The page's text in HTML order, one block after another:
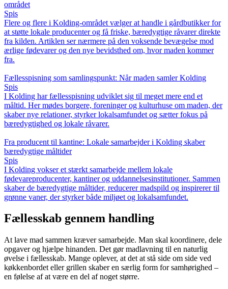
området
Spis
Flere og flere i Kolding-området vælger at handle i gårdbutikker for
at støtte lokale producenter og få friske, bæredygtige råvarer direkte
fra kilden. Artiklen ser nærmere på den voksende bevægelse mod
ærlige fødevarer og den nye bevidsthed om, hvor maden kommer
fra.
Fællesspisning som samlingspunkt: Når maden samler Kolding
Spis
I Kolding har fællesspisning udviklet sig til meget mere end et
måltid. Her mødes borgere, foreninger og kulturhuse om maden, der
skaber nye relationer, styrker lokalsamfundet og sætter fokus på
bæredygtighed og lokale råvarer.
Fra producent til kantine: Lokale samarbejder i Kolding skaber
bæredygtige måltider
Spis
I Kolding vokser et stærkt samarbejde mellem lokale
fødevareproducenter, kantiner og uddannelsesinstitutioner. Sammen
skaber de bæredygtige måltider, reducerer madspild og inspirerer til
grønne vaner, der styrker både miljøet og lokalsamfundet.
Fællesskab gennem handling
At lave mad sammen kræver samarbejde. Man skal koordinere, dele
opgaver og hjælpe hinanden. Det gør madlavning til en naturlig
øvelse i fællesskab. Mange oplever, at det at stå side om side ved
køkkenbordet eller grillen skaber en særlig form for samhørighed –
en følelse af at være en del af noget større.